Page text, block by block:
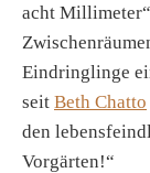
acht
Eindringlinge
seit Beth Chatto
den
Vorgärten!“